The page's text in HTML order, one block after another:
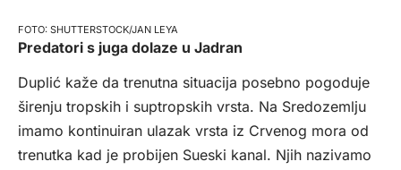
SHUTTERSTOCK/JAN LEYA
Predatori s juga dolaze u Jadran
Duplić kaže da trenutna situacija posebno pogoduje
širenju tropskih i suptropskih vrsta. Na Sredozemlju
imamo kontinuiran ulazak vrsta iz Crvenog mora od
trenutka kad je probijen Sueski kanal. Njih nazivamo